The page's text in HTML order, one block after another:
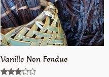
Vanille Non Fendue